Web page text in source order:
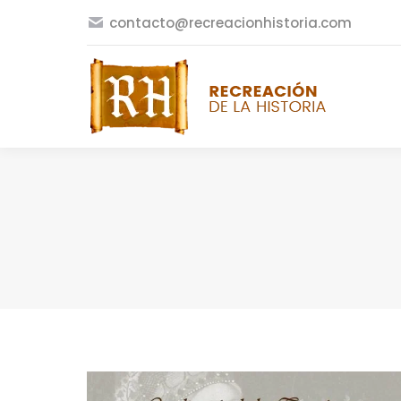
contacto@recreacionhistoria.com